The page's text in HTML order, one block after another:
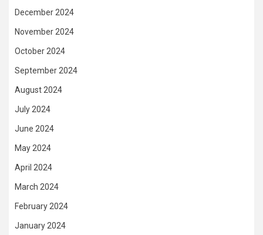
December 2024
November 2024
October 2024
September 2024
August 2024
July 2024
June 2024
May 2024
April 2024
March 2024
February 2024
January 2024